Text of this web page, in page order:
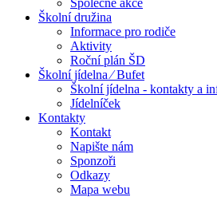
Společné akce
Školní družina
Informace pro rodiče
Aktivity
Roční plán ŠD
Školní jídelna ⁄ Bufet
Školní jídelna - kontakty a
Jídelníček
Kontakty
Kontakt
Napište nám
Sponzoři
Odkazy
Mapa webu